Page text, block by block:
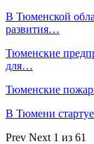
В Тюменской
развития…
Тюменские
для…
Тюменские
В Тюмени
Prev Next 1 из 61